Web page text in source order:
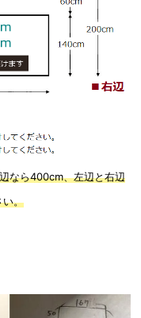
なら400cm、左辺と右辺
い。